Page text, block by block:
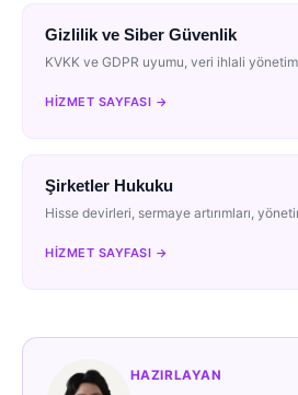
Gizlilik ve Siber Güvenlik
KVKK ve GDPR uyumu, veri ihlali
HIZMET SAYFASI →
Şirketler Hukuku
Hisse devirleri, sermaye artırımları,
HIZMET SAYFASI →
HAZIRLAYAN